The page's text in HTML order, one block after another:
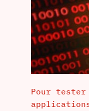
Pour